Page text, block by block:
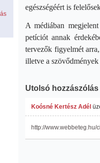
egészségéért is
A médiában
petíciót annak
tervezők figyelmét
illetve a szövődmények
Utolsó hozzászólás
Koósné Kertész Adél
http://